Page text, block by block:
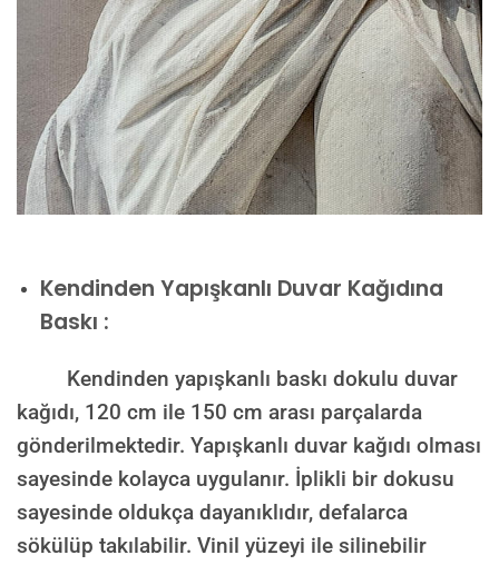
Kendinden Yapışkanlı Duvar Kağıdına
Baskı :
Kendinden yapışkanlı baskı dokulu duvar
kağıdı, 120 cm ile 150 cm arası parçalarda
gönderilmektedir. Yapışkanlı duvar kağıdı olması
sayesinde kolayca uygulanır. İplikli bir dokusu
sayesinde oldukça dayanıklıdır, defalarca
sökülüp takılabilir. Vinil yüzeyi ile silinebilir